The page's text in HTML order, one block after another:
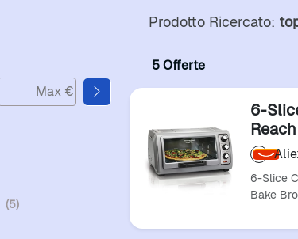
(5)
Prodotto Ricercato:
5 Offerte
6-
6-Slice
Bake